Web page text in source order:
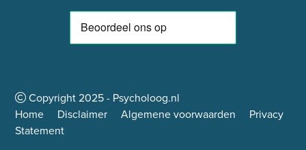
Copyright2025- Psycholoog.nl
Home
Disclaimer Algemene voorwaarden
Privacy
Statement